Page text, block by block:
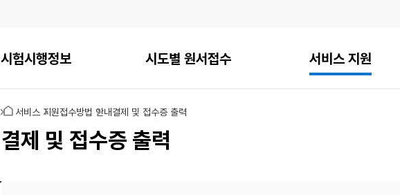
시험시행정보 시도별 원서접수 서비스 지원
홈 서비스 지원접수방법 안내결제 및 접수증 출력
결제 및 접수증 출력